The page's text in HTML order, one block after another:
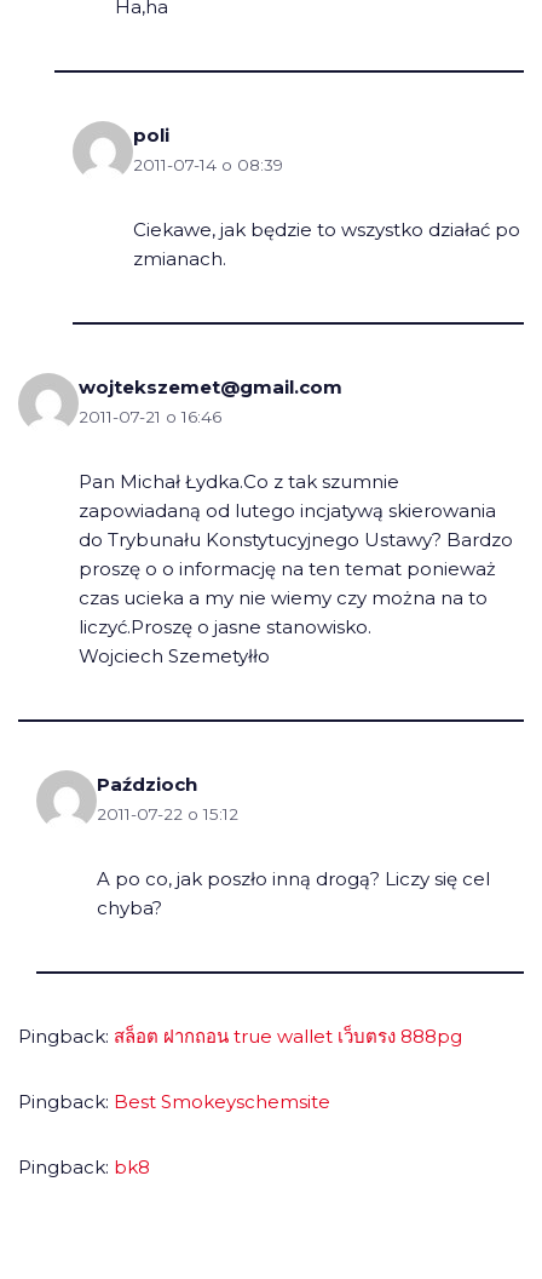
Ha,ha
poli
2011-07-14 o 08:39
Ciekawe, jak będzie to wszystko działać po
zmianach.
wojtekszemet@gmail.com
2011-07-21 o 16:46
Pan Michał Łydka.Co z tak szumnie
zapowiadaną od lutego incjatywą skierowania
do Trybunału Konstytucyjnego Ustawy? Bardzo
proszę o o informację na ten temat ponieważ
czas ucieka a my nie wiemy czy można na to
liczyć.Proszę o jasne stanowisko.
Wojciech Szemetyłło
Paździoch
2011-07-22 o 15:12
A po co, jak poszło inną drogą? Liczy się cel
chyba?
Pingback: สล็อต ฝากถอน true wallet เว็บตรง 888pg
Pingback: Best Smokeyschemsite
Pingback: bk8